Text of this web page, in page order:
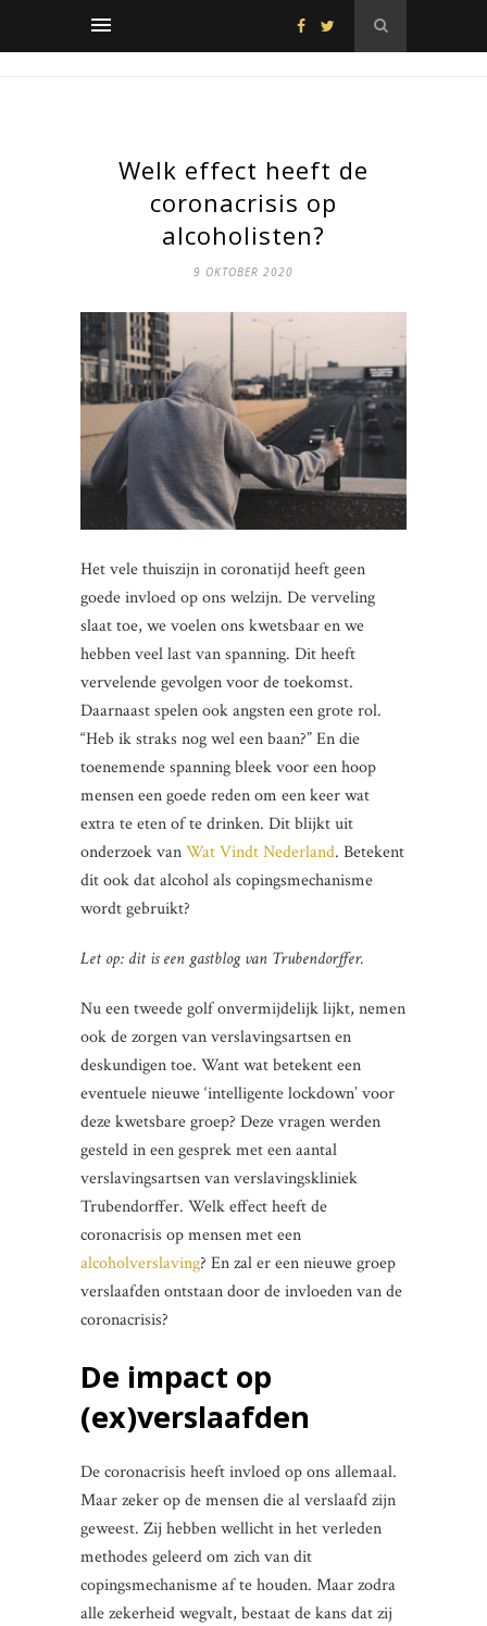
Welk effect heeft de
coronacrisis op
alcoholisten?
9 OKTOBER 2020
Het vele thuiszijn in coronatijd heeft geen
goede invloed op ons welzijn. De verveling
slaat toe, we voelen ons kwetsbaar en we
hebben veel last van spanning. Dit heeft
vervelende gevolgen voor de toekomst.
Daarnaast spelen ook angsten een grote rol.
“Heb ik straks nog wel een baan?” En die
toenemende spanning bleek voor een hoop
mensen een goede reden om een keer wat
extra te eten of te drinken. Dit blijkt uit
onderzoek vanWat Vindt Nederland. Betekent
dit ook dat alcohol als copingsmechanisme
wordt gebruikt?
Let op: dit is een gastblog van Trubendorffer.
Nu een tweede golf onvermijdelijk lijkt, nemen
ook de zorgen van verslavingsartsen en
deskundigen toe. Want wat betekent een
eventuele nieuwe ‘intelligente lockdown’ voor
deze kwetsbare groep? Deze vragen werden
gesteld in een gesprek met een aantal
verslavingsartsen van verslavingskliniek
Trubendorffer. Welk effect heeft de
coronacrisis op mensen met een
alcoholverslaving? En zal er een nieuwe groep
verslaafden ontstaan door de invloeden van de
coronacrisis?
De impact op
(ex)verslaafden
De coronacrisis heeft invloed op ons allemaal.
Maar zeker op de mensen die al verslaafd zijn
geweest. Zij hebben wellicht in het verleden
methodes geleerd om zich van dit
copingsmechanisme af te houden. Maar zodra
alle zekerheid wegvalt, bestaat de kans dat zij